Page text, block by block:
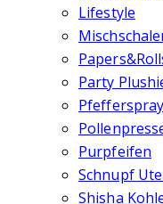
Lifestyle
Party
Pfefferspray
Purpfeifen
Schnupf
Shisha